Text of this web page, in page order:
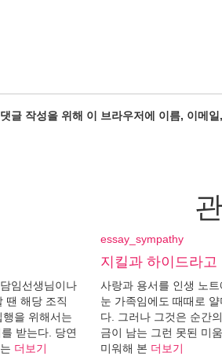
글 작성을 위해 이 브라우저에 이름, 이메
임선생님이나
땐 해당 조직
을 위해서는
받는다. 당연
더보기
essay_sympathy
지킬과 하이드라
사랑과 용서를 인생 노
눈 가족임에도 때때로
다. 그러나 그것은 순간
금이 남는 그런 못된 미
미워해 본 더보기